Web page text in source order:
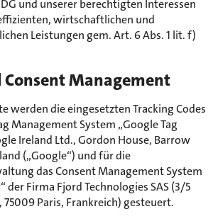
und unserer berechtigten Interessen
wirtschaftlichen und
Leistungen gem. Art. 6 Abs. 1 lit. f)
Consent Management
werden die eingesetzten Tracking Codes
Management System „Google Tag
Ireland Ltd., Gordon House, Barrow
(„Google“) und für die
das Consent Management System
der Firma Fjord Technologies SAS (3/5
75009 Paris, Frankreich) gesteuert.